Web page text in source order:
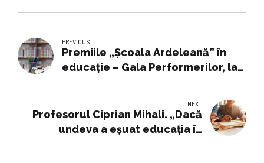
PREVIOUS
Premiile „Şcoala Ardeleană” în
educaţie – Gala Performerilor, la
profesorii lor, premiați de
Consiliul Județean Alba. LISTA
NEXT
Profesorul Ciprian Mihali. „Dacă
undeva a eșuat educația în